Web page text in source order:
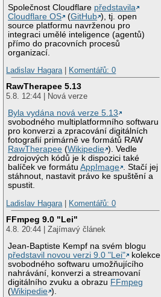
Společnost Cloudflare představila
Cloudflare OS
(GitHub ), tj. open
source platformu navrženou pro
integraci umělé inteligence (agentů)
přímo do pracovních procesů
organizací.
Ladislav Hagara| Komentářů: 0
RawTherapee 5.13
5.8. 12:44 | Nová verze
Byla vydána nová verze 5.13
svobodného multiplatformního softwaru
pro konverzi a zpracování digitálních
fotografií primárně ve formátů RAW
RawTherapee (Wikipedie ). Vedle
zdrojových kódů je k dispozici také
balíček ve formátuAppImage . Stačí jej
stáhnout, nastavit právo ke spuštění a
spustit.
Ladislav Hagara| Komentářů: 0
FFmpeg 9.0 "Lei"
4.8. 20:44 | Zajímavý článek
Jean-Baptiste Kempf na svém blogu
představil novou verzi 9.0 "Lei"
kolekce
svobodného softwaru umožňujícího
nahrávání, konverzi a streamovaní
digitálního zvuku a obrazu FFmpeg
(Wikipedie ).